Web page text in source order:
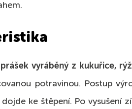
vyráběný z kukuřice,
potravinou. Postup
ke štěpení. Po vysušení